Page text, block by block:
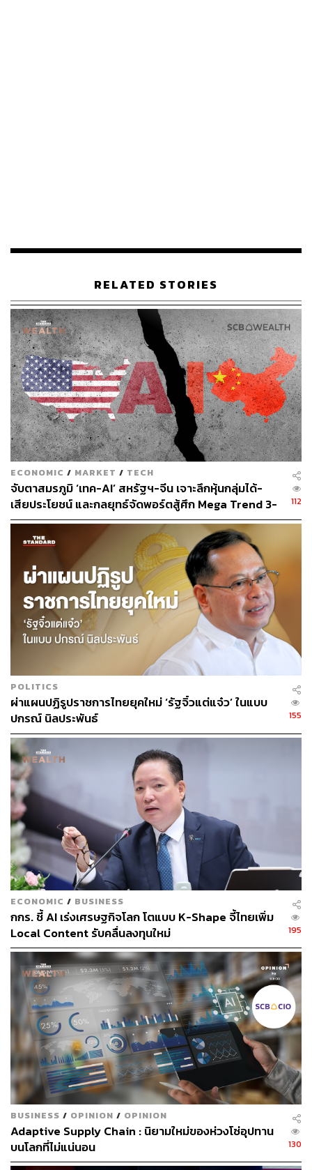
งานอยู่ โดยคาดว่ามหาวิทยาลัยจะมีการกำหนดนโยบายเกี่ยว
กับการใช้งาน AI อัจฉริยะออกมาในไม่ช้า
เวโลโซกล่าวว่า เพื่อหลีกเลี่ยงไม่ให้นักศึกษามีการนำ AI มา
ช่วยทำงานมากเกินไป มหาวิทยาลัยอาจพิจารณาปรับเปลี่ยน
รูปแบบการเรียน เช่น ให้กลับไปเขียนเรียงความด้วยลายมือ
หรือเพิ่มการอภิปรายและถกเถียงในห้องเรียนให้มากขึ้น
ข่าวที่เกี่ยวข้อง:
รู้จัก ‘ChatGPT’ แชตบอตโด่งดังสุดอัจฉริยะ ที่กำลังเขย่
าโลก ‘AI’ และอาจจุดชนวน Tech Disruption อีกครั้ง
โลกสะเทือนหรือไม่? การมาของ ‘ChatGPT’ จะ Disru
pt วงการใดบ้าง
ChatGPT ปลุกยักษ์! Google ตั้งทีมพิเศษเร่งพัฒนาเทค
โนโลยี สู้ศึกกับ OpenAI หวังชิงเค้กคืน
อ้างอิง:
https://www.ft.com/content/7229ba86-142a-49f6-982
1-f55c07536b7c?mibextid=Zxz2cZ&fbclid=IwAR2pD
g25VTFSTbRwgwUFmqE-3Nbg-8TsadSHJngLrF0
GneCGtVgLZ29ICIc
สามารถติดตาม THE STANDARD WEALTH
ผ่านแอปพลิเคชันต่างๆ ที่คุณสะดวกหรือใช้งานอยู่แล้วได้เลย
TAGS:
ปัญญาประดิษฐ์ (Artificial intelligence - AI)
University of Michigan
ธุรกิจการศึกษา
ChatGPT
University of Pennsylvania
75
ABOUT THE AUTHOR
ดำรงเกียรติ มาลา
Content Creator THE STANDARD WEALTH
RELATED STORIES
ECONOMIC / MARKET / TECH
จับตาสมรภูมิ ‘เทค-AI’ สหรัฐฯ-จีน เจาะลึกหุ้นกลุ่มได้-
เสียประโยชน์ และกลยุทธ์จัดพอร์ตสู้ศึก Mega Trend 3-
5 ปีข้างหน้า
112
POLITICS
ผ่าแผนปฏิรูปราชการไทยยุคใหม่ ‘รัฐจิ๋วแต่แจ๋ว’ ในแบบ
ปกรณ์ นิลประพันธ์
155
ECONOMIC / BUSINESS
กกร. ชี้ AI เร่งเศรษฐกิจโลก โตแบบ K-Shape จี้ไทยเพิ่ม
Local Content รับคลื่นลงทุนใหม่
195
BUSINESS / OPINION / OPINION
Adaptive Supply Chain : นิยามใหม่ของห่วงโซ่อุปทาน
บนโลกที่ไม่แน่นอน
130